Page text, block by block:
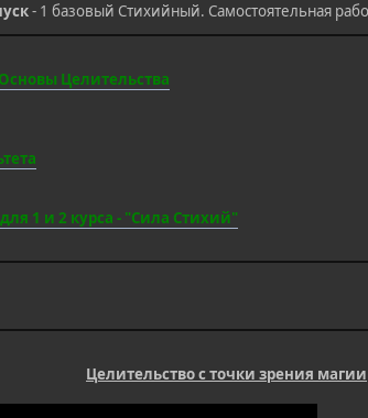
- 1 базовый Стихийный. Самостоятельная
Целительства
1 и 2 курса - "Сила Стихий"
Целительство с точки зрения магии